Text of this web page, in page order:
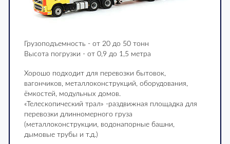
Грузоподъемность - от 20 до 50 тонн
Высота погрузки - от 0,9 до 1,5 метра
Хорошо подходит для перевозки бытовок,
вагончиков, металлоконструкций, оборудования,
ёмкостей, модульных домов.
«Телескопический трал» -раздвижная площадка для
перевозки длинномерного груза
(металлоконструкции, водонапорные башни,
дымовые трубы и т.д.)